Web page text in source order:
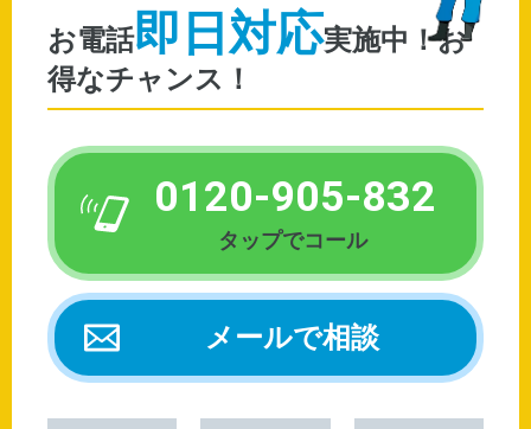
お電話即日対応
0120-905-832
メールで相談